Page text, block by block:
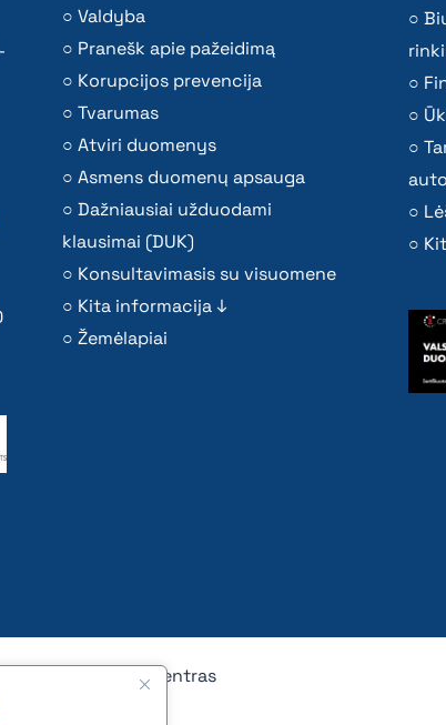
Valdyba
Pranešk apie pažeidimą
Korupcijos prevencija
Tvarumas
Atviri duomenys
Asmens duomenų apsauga
Dažniausiai užduodami
klausimai (DUK)
Konsultavimasis su visuomene
Kita informacija ↓
Žemėlapiai
ūkio duomenų centras